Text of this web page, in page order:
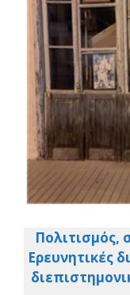
Πολιτισμός,
Ερευνητικές